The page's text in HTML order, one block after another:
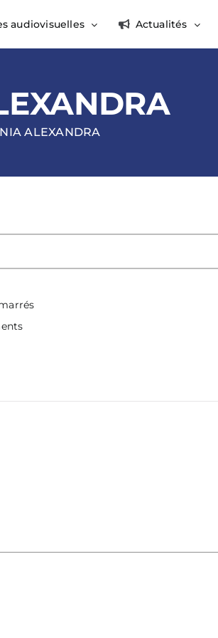
audiovisuelles Actualités
ALEXANDRA